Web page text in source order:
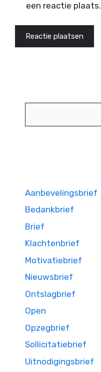
een reactie plaats.
Aanbevelingsbrief
Bedankbrief
Brief
Klachtenbrief
Motivatiebrief
Nieuwsbrief
Ontslagbrief
Open
Opzegbrief
Sollicitatiebrief
Uitnodigingsbrief